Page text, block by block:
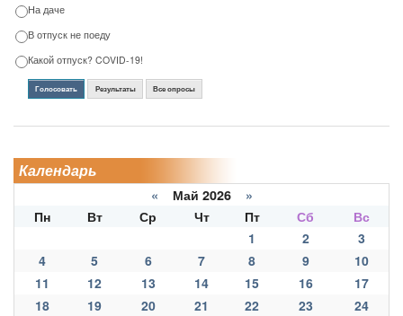
На даче
В отпуск не поеду
Какой отпуск? COVID-19!
Голосовать Результаты Все опросы
Календарь
« Май 2026 »
Пн
Вт Ср Чт Пт Сб
Вс
1
2
3
4
5 6 7 8 9
10
11
12 13 14 15 16
17
18
19 20 21 22 23
24